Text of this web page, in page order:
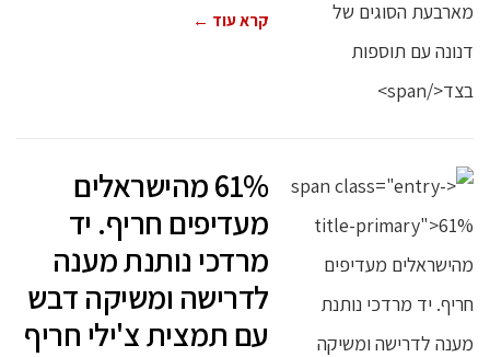
קרא עוד ←
61% מהישראלים
מעדיפים חריף. יד
מרדכי נותנת מענה
לדרישה ומשיקה דבש
עם תמצית צ'ילי חריף